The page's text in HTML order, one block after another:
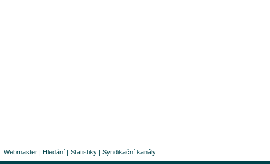
Webmaster | Hledání | Statistiky | Syndikační kanály